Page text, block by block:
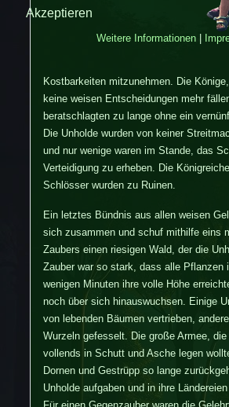
Kostbarkeiten mitzunehmen. Die
keine weisen Entscheidungen mehr
beratschlagten zu lange ohne ein
Die Unholde wurden von keiner
und nur wenige waren im Stande, das
Verteidigung zu erheben. Die
Schlösser wurden zu Ruinen.
Ein letztes Bündnis aus allen weisen
sich zusammen und schuf mithilfe eins
Zaubers einen riesigen Wald, der die
Zauber war so stark, dass alle Pflanzen
wenigen Minuten ihre volle Höhe
noch über sich hinauswuchsen. Einige
von lebenden Bäumen vertrieben,
Wurzeln gefesselt. Die große Armee,
vollends in Schutt und Asche legen
Dornen und Gestrüpp so lange
Unholde aufgaben und in ihre
Akzeptieren
Weitere Informationen|